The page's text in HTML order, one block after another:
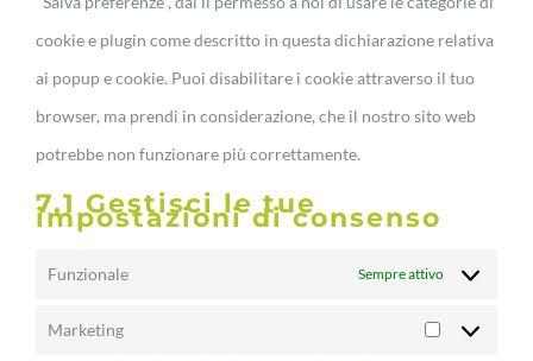
cookie e plugin come descritto in questa dichiarazione relativa
ai popup e cookie. Puoi disabilitare i cookie attraverso il tuo
browser, ma prendi in considerazione, che il nostro sito web
potrebbe non funzionare più correttamente.
7.1 Gestisci le tue
impostazioni di consenso
Funzionale Sempre attivo
Marketing